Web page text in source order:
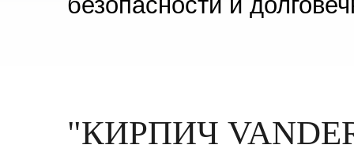
"КИРПИЧ